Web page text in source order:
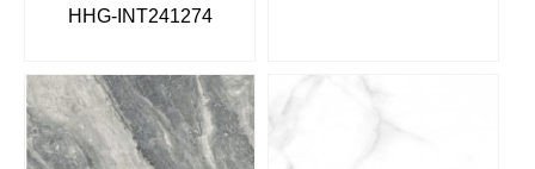
HHG-INT241274